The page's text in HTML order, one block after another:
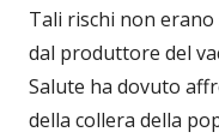
Tali rischi non
dal produttore del
Salute ha dovuto
della collera della